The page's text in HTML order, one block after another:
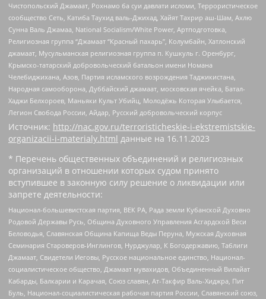
Чистопольский Джамаат, Рохнамо ба суи давлати исломи, Террористическое
сообщество Сеть, Катиба Таухид валь-Джихад, Хайят Тахрир аш-Шам, Ахлю
Сунна Валь Джамаа, National Socialism/White Power, Артподготовка,
Религиозная группа “Джамаат “Красный пахарь”, Колумбайн, Хатлонский
джамаат, Мусульманская религиозная группа п. Кушкуль г. Оренбург,
Крымско-татарский добровольческий батальон имени Номана
Челебиджихана, Азов, Партия исламского возрождения Таджикистана,
Народная самооборона, Дуббайский джамаат, московская ячейка, Батал-
Хаджи Белхороев, Маньяки Культ Убийц, Молодёжь Которая Улыбается,
Легион Свобода России, Айдар, Русский добровольческий корпус
Источник: http://nac.gov.ru/terroristicheskie-i-ekstremistskie-
organizacii-i-materialy.html данные на 16.11.2023
* Перечень общественных объединений и религиозных
организаций в отношении которых судом принято
вступившее в законную силу решение о ликвидации или
запрете деятельности:
Национал-большевистская партия, ВЕК РА, Рада земли Кубанской Духовно
Родовой Державы Русь, Община Духовного Управления Асгардской Веси
Беловодья, Славянская Община Капища Веды Перуна, Мужская Духовная
Семинария Староверов-Инглингов, Нурджулар, К Богодержавию, Таблиги
Джамаат, Свидетели Иеговы, Русское национальное единство, Национал-
социалистическое общество, Джамаат мувахидов, Объединенный Вилайат
Кабарды, Балкарии и Карачая, Союз славян, Ат-Такфир Валь-Хиджра, Пит
Буль, Национал-социалистическая рабочая партия России, Славянский союз,